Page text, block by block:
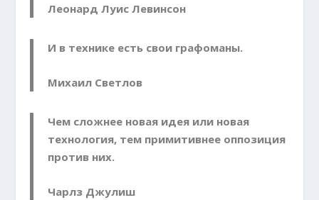
Леонард Луис Левинсон
И в технике есть свои графоманы.
Михаил Светлов
Чем сложнее новая идея или новая
технология, тем примитивнее оппозиция
против них.
Чарлз Джулиш